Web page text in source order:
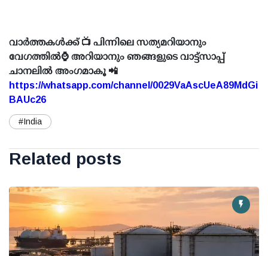
വാർത്തകൾക്ക് 📺 പിന്നിലെ സത്യമറിയാനും
വേഗത്തിൽ⌚ അറിയാനും ഞങ്ങളുടെ വാട്ട്സാപ്പ്
ചാനലിൽ അംഗമാകൂ 📲
https://whatsapp.com/channel/0029VaAscUeA89MdGi
BAUc26
#India
Related posts